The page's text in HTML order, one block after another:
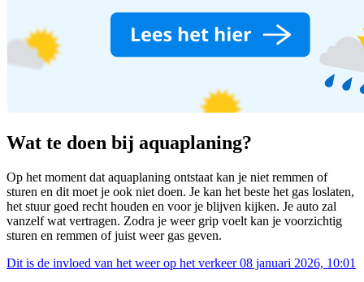
Wat te doen bij aquaplaning?
Op het moment dat aquaplaning ontstaat kan je niet remmen of
sturen en dit moet je ook niet doen. Je kan het beste het gas loslaten,
het stuur goed recht houden en voor je blijven kijken. Je auto zal
vanzelf wat vertragen. Zodra je weer grip voelt kan je voorzichtig
sturen en remmen of juist weer gas geven.
Dit is de invloed van het weer op het verkeer08 januari 2026, 10:01